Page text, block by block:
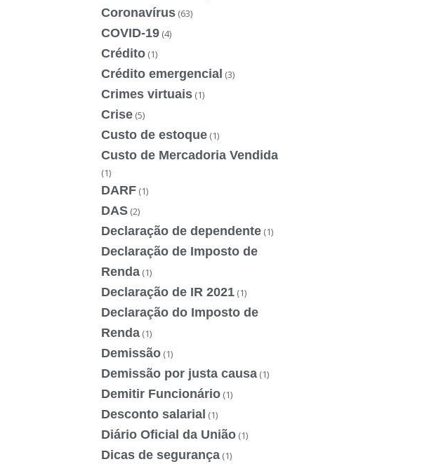
Coronavírus (63)
COVID-19 (4)
Crédito (1)
Crédito emergencial (3)
Crimes virtuais (1)
Crise (5)
Custo de estoque (1)
Custo de Mercadoria Vendida
(1)
DARF (1)
DAS (2)
Declaração de dependente (1)
Declaração de Imposto de
Renda (1)
Declaração de IR 2021 (1)
Declaração do Imposto de
Renda (1)
Demissão (1)
Demissão por justa causa (1)
Demitir Funcionário (1)
Desconto salarial (1)
Diário Oficial da União (1)
Dicas de segurança (1)